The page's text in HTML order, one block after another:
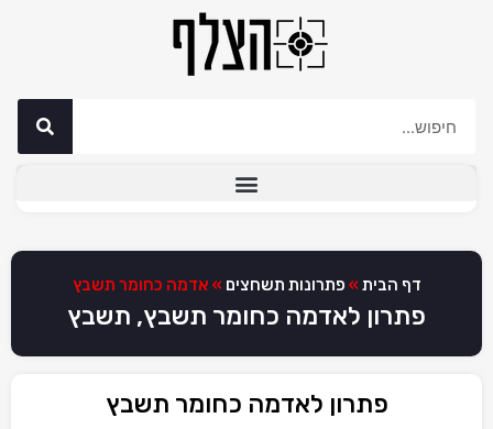
דף הבית » פתרונות תשחצים » אדמה כחומר תשבץ
פתרון לאדמה כחומר תשבץ, תשבץ
פתרון לאדמה כחומר תשבץ